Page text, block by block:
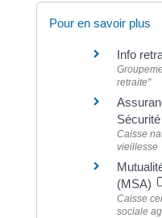
Pour en savoir plus
Info
retraite"
Caisse
vieillesse
(MSA)
Caisse
sociale